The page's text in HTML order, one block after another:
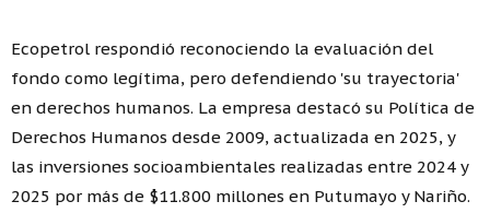
Ecopetrol respondió reconociendo la evaluación del
fondo como legítima, pero defendiendo 'su trayectoria'
en derechos humanos. La empresa destacó su Política de
Derechos Humanos desde 2009, actualizada en 2025, y
las inversiones socioambientales realizadas entre 2024 y
2025 por más de $11.800 millones en Putumayo y Nariño.